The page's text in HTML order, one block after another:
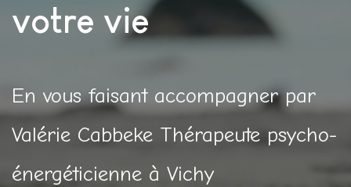
votre vie
En vous faisant accompagner par
Valérie Cabbeke Thérapeute psycho-
énergéticienne à Vichy